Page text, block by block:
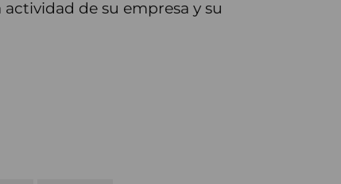
actividad de su empresa y su